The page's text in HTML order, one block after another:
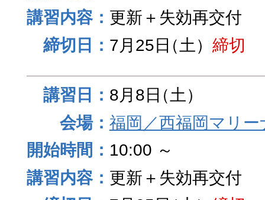
更新＋失効再交付
7月25日（土） 締切
8月8日（土）
福岡／西福岡マリ
10:00 ～
更新＋失効再交付